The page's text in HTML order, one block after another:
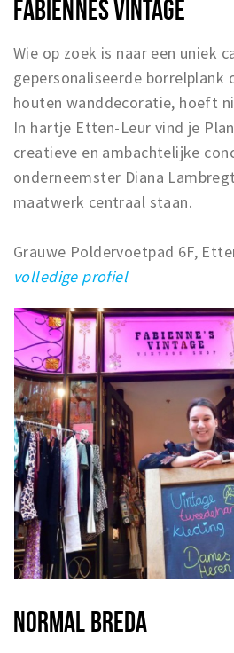
FABIËNNES VINTAGE
Wie op zoek is naar een uniek
gepersonaliseerde borrelplank
houten wanddecoratie, hoeft
In hartje Etten-Leur vind je
creatieve en ambachtelijke
onderneemster Diana
maatwerk centraal staan.
Grauwe Poldervoetpad 6F,
volledige profiel
NORMAL BREDA